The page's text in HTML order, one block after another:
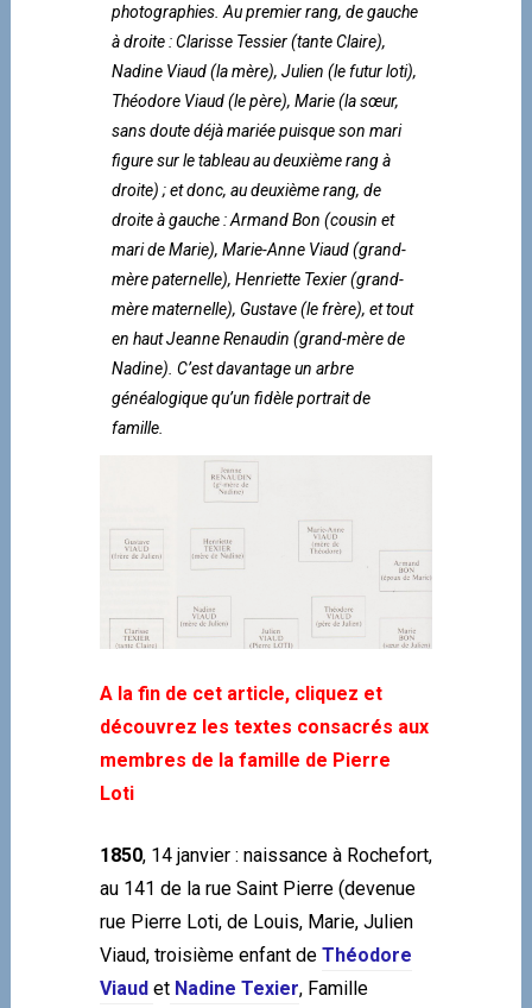
photographies. Au premier rang, de gauche
à droite : Clarisse Tessier (tante Claire),
Nadine Viaud (la mère), Julien (le futur loti),
Théodore Viaud (le père), Marie (la sœur,
sans doute déjà mariée puisque son mari
figure sur le tableau au deuxième rang à
droite) ; et donc, au deuxième rang, de
droite à gauche : Armand Bon (cousin et
mari de Marie), Marie-Anne Viaud (grand-
mère paternelle), Henriette Texier (grand-
mère maternelle), Gustave (le frère), et tout
en haut Jeanne Renaudin (grand-mère de
Nadine). C’est davantage un arbre
généalogique qu’un fidèle portrait de
famille.
A la fin de cet article, cliquez et
découvrez les textes consacrés aux
membres de la famille de Pierre
Loti
1850, 14 janvier : naissance à Rochefort,
au 141 de la rue Saint Pierre (devenue
rue Pierre Loti, de Louis, Marie, Julien
Viaud, troisième enfant de Théodore
Viaud et Nadine Texier, Famille